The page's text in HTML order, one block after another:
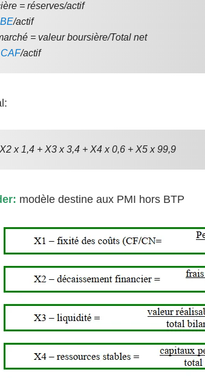
= réserves/actif
/actif
= valeur boursière/Total net
CAF/actif
x 1,4 + X3 x 3,4 + X4 x 0,6 + X5 x 99,9
modèle destine aux PMI hors BTP